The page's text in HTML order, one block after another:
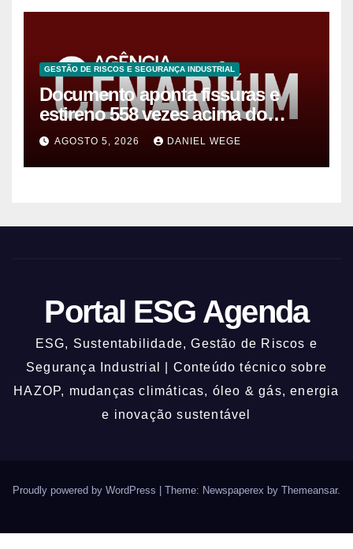
GESTÃO DE RISCOS E SEGURANÇA INDUSTRIAL
Documento aponta fissuras e
estireno 558 vezes acima do
limite após vazamento em
AGOSTO 5, 2026 DANIEL WEGE
Portal ESG Agenda
ESG, Sustentabilidade, Gestão de Riscos e
Segurança Industrial | Conteúdo técnico sobre
HAZOP, mudanças climáticas, óleo & gás, energia
e inovação sustentável
Proudly powered by WordPress Theme: Newspaperex by Themeansar.